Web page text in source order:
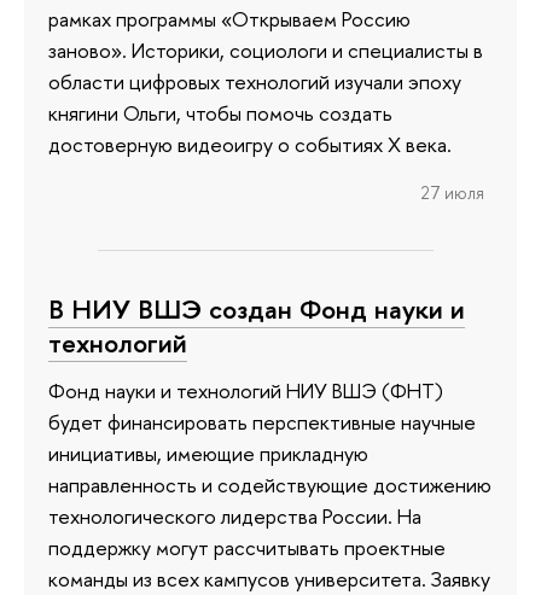
рамках программы «Открываем Россию
заново». Историки, социологи и специалисты в
области цифровых технологий изучали эпоху
княгини Ольги, чтобы помочь создать
достоверную видеоигру о событиях X века.
27 июля
В НИУ ВШЭ создан Фонд науки и
технологий
Фонд науки и технологий НИУ ВШЭ (ФНТ)
будет финансировать перспективные научные
инициативы, имеющие прикладную
направленность и содействующие достижению
технологического лидерства России. На
поддержку могут рассчитывать проектные
команды из всех кампусов университета. Заявку